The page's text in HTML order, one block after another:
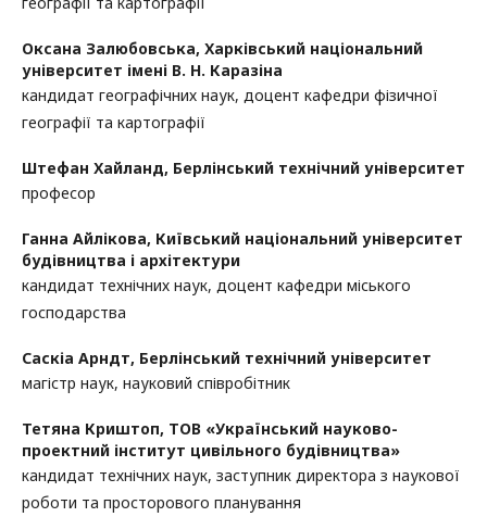
Оксана Залюбовська, Харківський національний
університет імені В. Н. Каразіна
кандидат географічних наук, доцент кафедри фізичної
географії та картографії
Штефан Хайланд, Берлінський технічний університет
професор
Ганна Айлікова, Київський національний університет
будівництва і архітектури
кандидат технічних наук, доцент кафедри міського
господарства
Саскіа Арндт, Берлінський технічний університет
магістр наук, науковий співробітник
Тетяна Криштоп, ТОВ «Український науково-
проектний інститут цивільного будівництва»
кандидат технічних наук, заступник директора з наукової
роботи та просторового планування